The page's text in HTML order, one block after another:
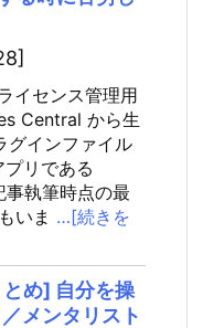
イセンス管理用
Central から生
グインファイル
リである
執筆時点の最
いま …[続きを
め] 自分を操
メンタリスト